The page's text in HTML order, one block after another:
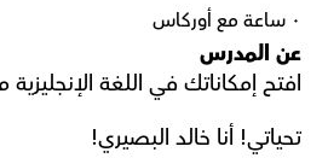
٠ ساعة مع أوركاس
عن المدرس
افتح إمكاناتك في اللغة
تحياتي! أنا خالد البصيري!